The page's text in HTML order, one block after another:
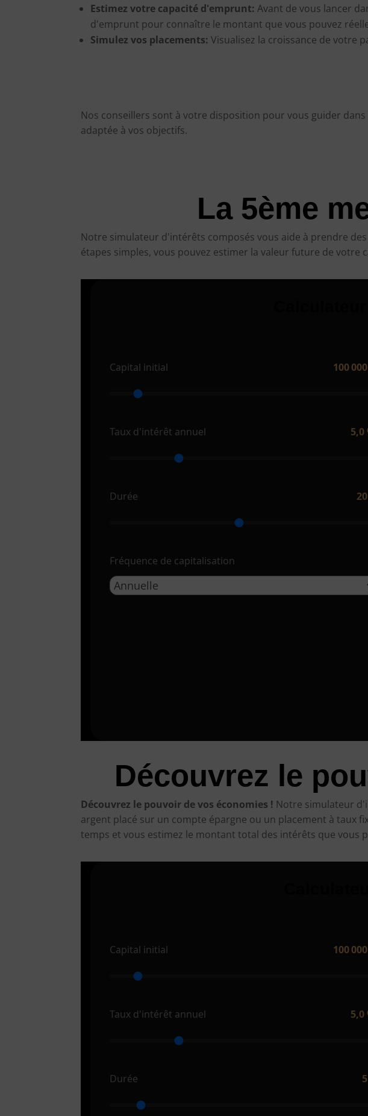
Estimez votre capacité d'emprunt: Avant de vous lancer
d'emprunt pour connaître le montant que vous pouvez
Simulez vos placements: Visualisez la croissance de votre
Nos conseillers sont à votre disposition pour vous guider
adaptée à vos objectifs.
La 5ème
Notre simulateur d'intérêts composés vous aide à prendre
étapes simples, vous pouvez estimer la valeur future de
Capital initial 100
Taux d'intérêt annuel 5,0
Durée
Fréquence de capitalisation
Découvrez le
Découvrez le pouvoir de vos économies ! Notre simulateur
argent placé sur un compte épargne ou un placement à taux
temps et vous estimez le montant total des intérêts que vous
Capital initial 100
Taux d'intérêt annuel 5,0
Durée